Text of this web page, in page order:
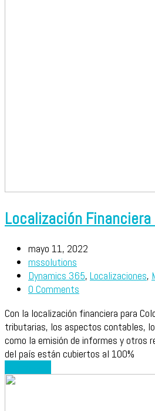
Localización Financiera
mayo 11, 2022
mssolutions
Dynamics 365, Localizaciones,
0 Comments
Con la localización financiera para
tributarias, los aspectos contables,
como la emisión de informes y otros
del país están cubiertos al 100%